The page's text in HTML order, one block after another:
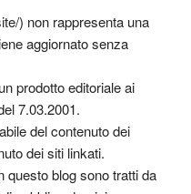
) non rappresenta una
aggiornato senza
prodotto editoriale ai
7.03.2001.
del contenuto dei
dei siti linkati.
questo blog sono tratti da